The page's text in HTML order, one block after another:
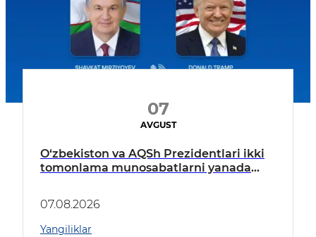
07
AVGUST
O‘zbekiston va AQSh Prezidentlari ikki
tomonlama munosabatlarni yanada
07.08.2026
Yangiliklar